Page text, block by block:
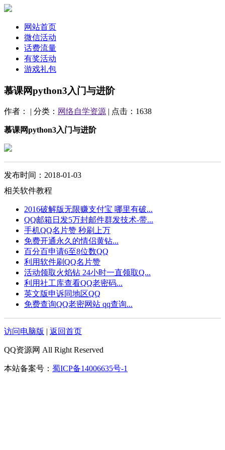
网站首页
微信活动
话费流量
有奖活动
游戏礼包
慕课网python3入门与进阶
作者： | 分类： 网络自学资源 | 点击：1638
慕课网python3入门与进阶
发布时间：2018-01-03
相关软件教程
2016破解版无限赚支付宝 哪里有破...
QQ邮箱日发5万封邮件群发技术-带...
手机QQ名片赞 秒刷上万
免费开通永久的情侣黄钻...
百分百申请6至8位数QQ
利用软件刷QQ名片赞
活动领取火焰钻 24小时一直领取Q...
利用社工库查看QQ老密码...
英文版申诉同地区QQ
免费查询QQ老密网站 qq查询...
访问电脑版 | 返回首页
QQ资源网 All Right Reserved
本站备案号： 蜀ICP备14006635号-1